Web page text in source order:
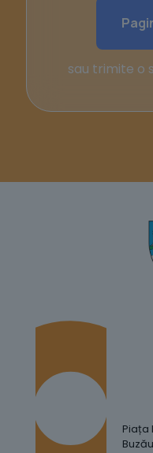
sau trimite o
Piața